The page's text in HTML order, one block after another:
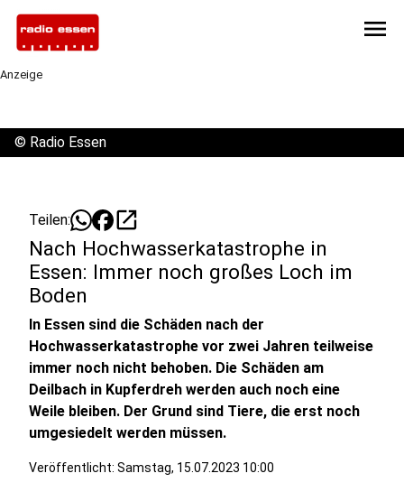
menu
Anzeige
© Radio Essen
Teilen: open_in_new
Nach Hochwasserkatastrophe in
Essen: Immer noch großes Loch im
Boden
In Essen sind die Schäden nach der
Hochwasserkatastrophe vor zwei Jahren teilweise
immer noch nicht behoben. Die Schäden am
Deilbach in Kupferdreh werden auch noch eine
Weile bleiben. Der Grund sind Tiere, die erst noch
umgesiedelt werden müssen.
Veröffentlicht: Samstag, 15.07.2023 10:00